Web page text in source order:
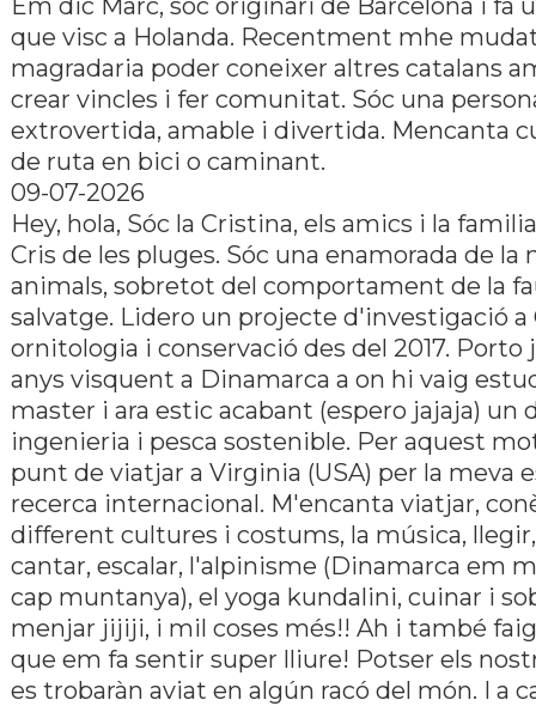
Em dic Marc, sóc originari de Barcelona i fa
que visc a Holanda. Recentment mhe
magradaria poder coneixer altres catalans
crear vincles i fer comunitat. Sóc una
extrovertida, amable i divertida. Mencanta
de ruta en bici o caminant.
09-07-2026
Hey, hola, Sóc la Cristina, els amics i la
Cris de les pluges. Sóc una enamorada de la
animals, sobretot del comportament de la
salvatge. Lidero un projecte d'investigació a
ornitologia i conservació des del 2017. Porto
anys visquent a Dinamarca a on hi vaig
master i ara estic acabant (espero jajaja) un
ingenieria i pesca sostenible. Per aquest
punt de viatjar a Virginia (USA) per la meva
recerca internacional. M'encanta viatjar,
different cultures i costums, la música,
cantar, escalar, l'alpinisme (Dinamarca em
cap muntanya), el yoga kundalini, cuinar i
menjar jijiji, i mil coses més!! Ah i també
que em fa sentir super lliure! Potser els
es trobaràn aviat en algún racó del món. I a